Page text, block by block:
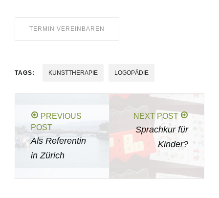
TERMIN VEREINBAREN
TAGS: KUNSTTHERAPIE LOGOPÄDIE
PREVIOUS
POST
Als Referentin
in Zürich
NEXT POST
Sprachkur für
Kinder?